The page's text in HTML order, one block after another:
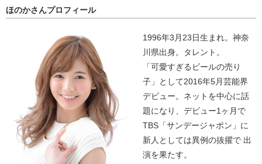
ほのかさんプロフィール
1996年3月23日生まれ。神奈
川県出身。タレント。
「可愛すぎるビールの売り
子」として2016年5月芸能界
デビュー。ネットを中心に話
題になり、デビュー1ヶ月で
TBS「サンデージャポン」に
新人としては異例の抜擢で 出
演を果たす。